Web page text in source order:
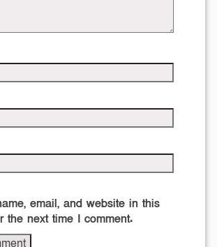
email, and website in this
the next time I comment.